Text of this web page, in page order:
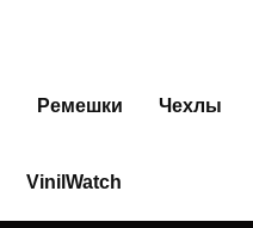
Ремешки Чехлы
VinilWatch